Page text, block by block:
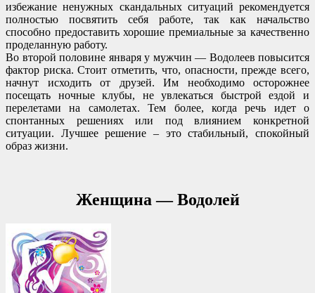
избежание ненужных скандальных ситуаций рекомендуется
полностью посвятить себя работе, так как начальство
способно предоставить хорошие премиальные за качественно
проделанную работу.
Во второй половине января у мужчин — Водолеев повысится
фактор риска. Стоит отметить, что, опасности, прежде всего,
начнут исходить от друзей. Им необходимо осторожнее
посещать ночные клубы, не увлекаться быстрой ездой и
перелетами на самолетах. Тем более, когда речь идет о
спонтанных решениях или под влиянием конкретной
ситуации. Лучшее решение – это стабильный, спокойный
образ жизни.
Женщина — Водолей